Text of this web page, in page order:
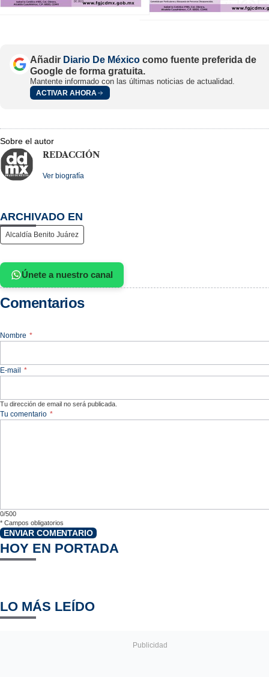
Añadir Diario De México como fuente preferida de
Google de forma gratuita.
Mantente informado con las últimas noticias de actualidad.
ACTIVAR AHORA
Sobre el autor
REDACCIÓN
Ver biografía
ARCHIVADO EN
Alcaldía Benito Juárez
Únete a nuestro canal
Comentarios
Nombre *
E-mail *
Tu dirección de email no será publicada.
Tu comentario *
0/500
* Campos obligatorios
ENVIAR COMENTARIO
HOY EN PORTADA
LO MÁS LEÍDO